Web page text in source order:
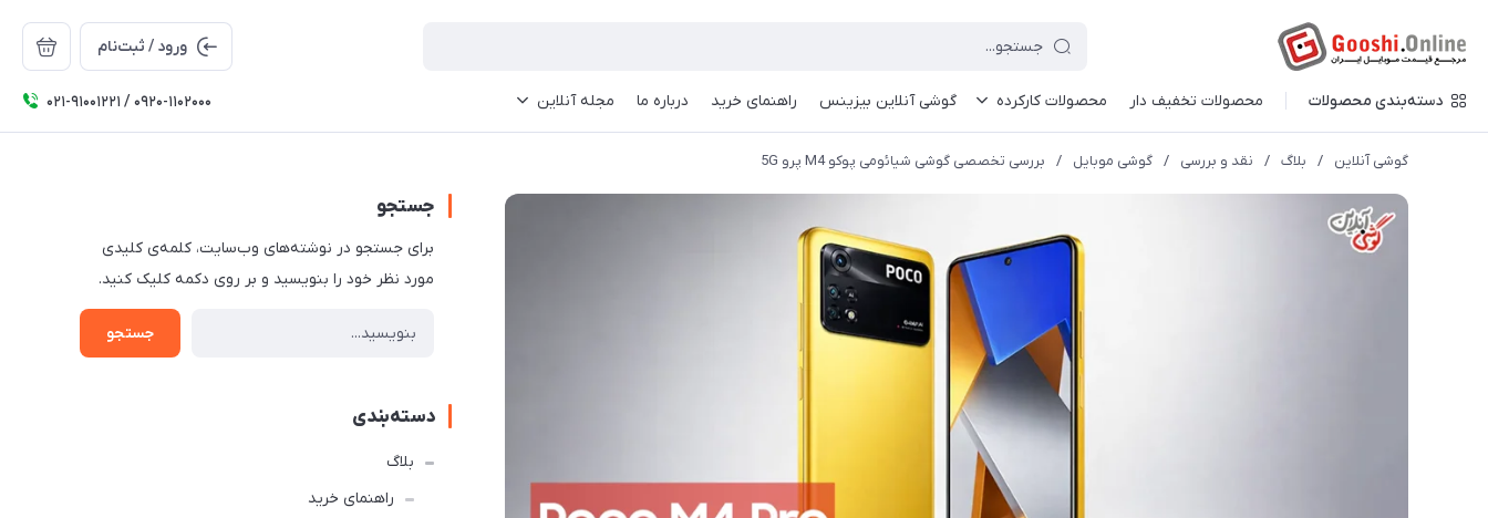
ورود / ثبت‌نام
دسته‌بندی محصولات محصولات تخفیف دار محصولات کارکرده گوشی آنلاین بیزینس راهنمای خرید درباره ما مجله آنلاین ۰۲۱-91001221 / 0920-1102000
گوشی آنلاین / بلاگ / نقد و بررسی / گوشی موبایل / بررسی تخصصی گوشی شیائومی پوکو M4 پرو 5G
جستجو
برای جستجو در نوشته‌های وب‌سایت، کلمه‌ی کلیدی
مورد نظر خود را بنویسید و بر روی دکمه کلیک کنید.
جستجو
دسته‌بندی
بلاگ
راهنمای خرید